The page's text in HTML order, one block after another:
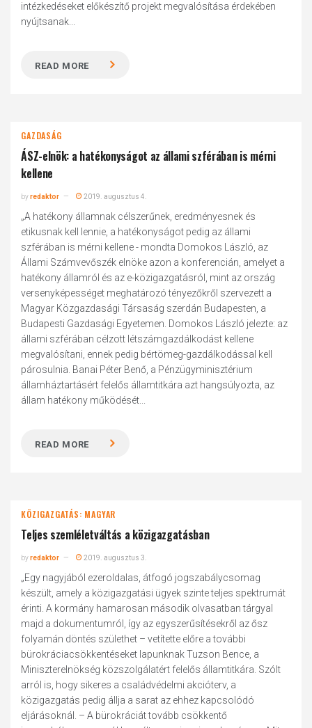
intézkedéseket előkészítő projekt megvalósítása érdekében
nyújtsanak...
READ MORE
GAZDASÁG
ÁSZ-elnök: a hatékonyságot az állami szférában is mérni
kellene
byredaktor 2019. augusztus 4.
„A hatékony államnak célszerűnek, eredményesnek és
etikusnak kell lennie, a hatékonyságot pedig az állami
szférában is mérni kellene - mondta Domokos László, az
Állami Számvevőszék elnöke azon a konferencián, amelyet a
hatékony államról és az e-közigazgatásról, mint az ország
versenyképességet meghatározó tényezőkről szervezett a
Magyar Közgazdasági Társaság szerdán Budapesten, a
Budapesti Gazdasági Egyetemen. Domokos László jelezte: az
állami szférában célzott létszámgazdálkodást kellene
megvalósítani, ennek pedig bértömeg-gazdálkodással kell
párosulnia. Banai Péter Benő, a Pénzügyminisztérium
államháztartásért felelős államtitkára azt hangsúlyozta, az
állam hatékony működését...
READ MORE
KÖZIGAZGATÁS: MAGYAR
Teljes szemléletváltás a közigazgatásban
byredaktor 2019. augusztus 3.
„Egy nagyjából ezeroldalas, átfogó jogszabálycsomag
készült, amely a közigazgatási ügyek szinte teljes spektrumát
érinti. A kormány hamarosan második olvasatban tárgyal
majd a dokumentumról, így az egyszerűsítésekről az ősz
folyamán döntés születhet – vetítette előre a további
bürokráciacsökkentéseket lapunknak Tuzson Bence, a
Miniszterelnökség közszolgálatért felelős államtitkára. Szólt
arról is, hogy sikeres a családvédelmi akcióterv, a
közigazgatás pedig állja a sarat az ehhez kapcsolódó
eljárásoknál. – A bürokráciát tovább csökkentő